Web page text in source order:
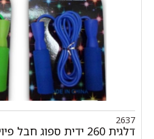
2637
דלגית 260 ידית ספוג חבל פיויסי עם מיסב האתלט